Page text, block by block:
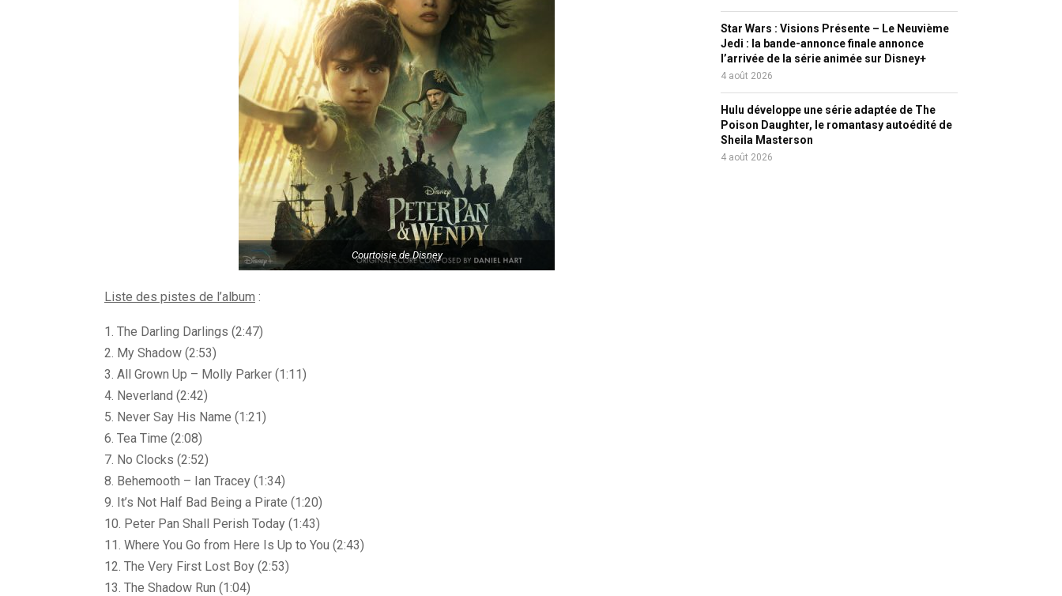
Courtoisie de Disney
Liste des pistes de l’album :
1. The Darling Darlings (2:47)
2. My Shadow (2:53)
3. All Grown Up – Molly Parker (1:11)
4. Neverland (2:42)
5. Never Say His Name (1:21)
6. Tea Time (2:08)
7. No Clocks (2:52)
8. Behemooth – Ian Tracey (1:34)
9. It’s Not Half Bad Being a Pirate (1:20)
10. Peter Pan Shall Perish Today (1:43)
11. Where You Go from Here Is Up to You (2:43)
12. The Very First Lost Boy (2:53)
13. The Shadow Run (1:04)
Star Wars : Visions Présente – Le Neuvième
Jedi : la bande-annonce finale annonce
l’arrivée de la série animée sur Disney+
4 août 2026
Hulu développe une série adaptée de The
Poison Daughter, le romantasy autoédité de
Sheila Masterson
4 août 2026